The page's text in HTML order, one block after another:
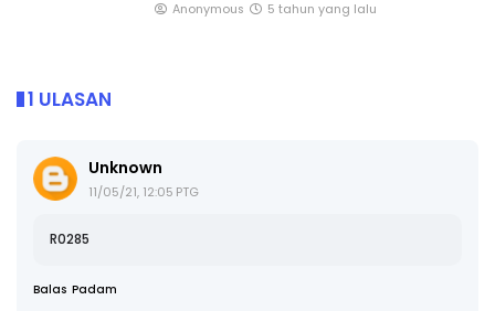
Anonymous 5 tahun yang lalu
1 ULASAN
Unknown
11/05/21, 12:05 PTG
R0285
Balas Padam